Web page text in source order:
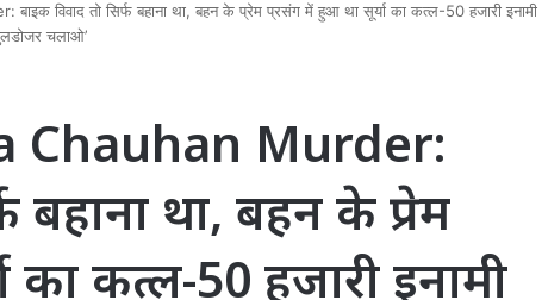
विवाद तो सिर्फ बहाना था, बहन के प्रेम प्रसंग में हुआ था सूर्या का कत्ल-50 हजारी इनामी
चलाओ’
Chauhan Murder:
बहाना था, बहन के प्रेम
कत्ल-50 हजारी इनामी